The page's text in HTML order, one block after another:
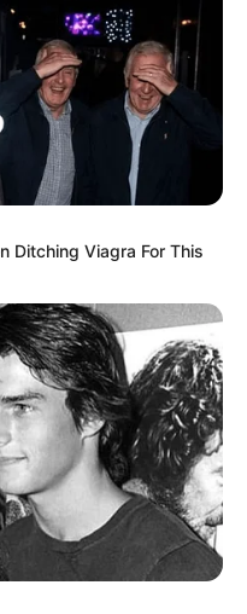
Ditching Viagra For This